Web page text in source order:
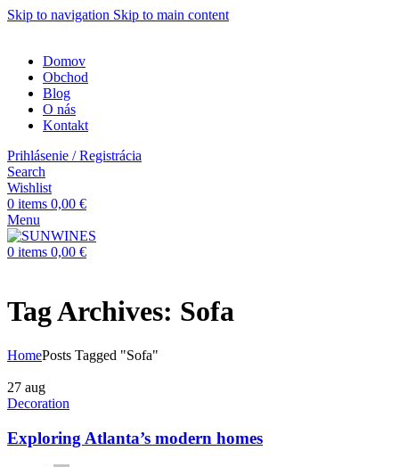
Skip to navigation Skip to main content
Domov
Obchod
Blog
O nás
Kontakt
Prihlásenie / Registrácia
Search
Wishlist
0 items 0,00 €
Menu
0 items 0,00 €
Tag Archives: Sofa
HomePosts Tagged "Sofa"
27 aug
Decoration
Exploring Atlanta’s modern homes